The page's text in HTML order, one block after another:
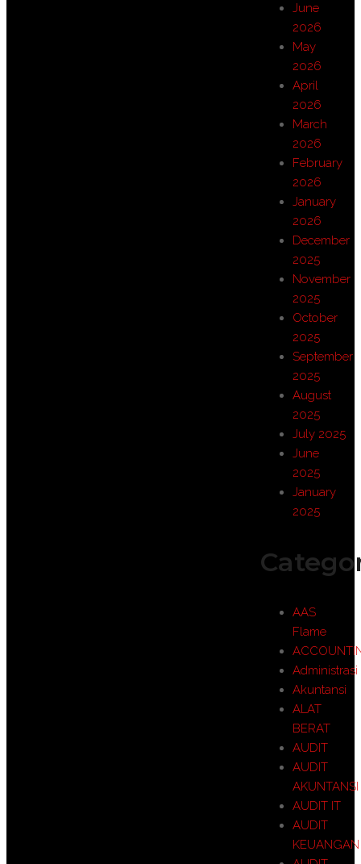
June
2026
May
2026
April
2026
March
2026
February
2026
January
2026
December
2025
November
2025
October
2025
September
2025
August
2025
July 2025
June
2025
January
2025
AAS
Flame
Administrasi
Akuntansi
ALAT
BERAT
AUDIT
AUDIT
AKUNTANSI
AUDIT IT
AUDIT
KEUANGAN